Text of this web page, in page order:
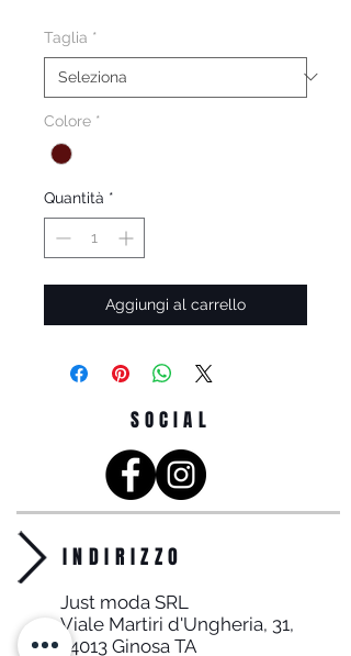
Taglia *
Colore *
Quantità *
Aggiungi al carrello
SOCIAL
INDIRIZZO
Just moda SRL
Viale Martiri d'Ungheria, 31,
74013 Ginosa TA